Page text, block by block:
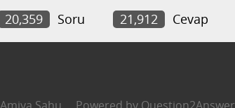
20,359 Soru 21,912 Cevap